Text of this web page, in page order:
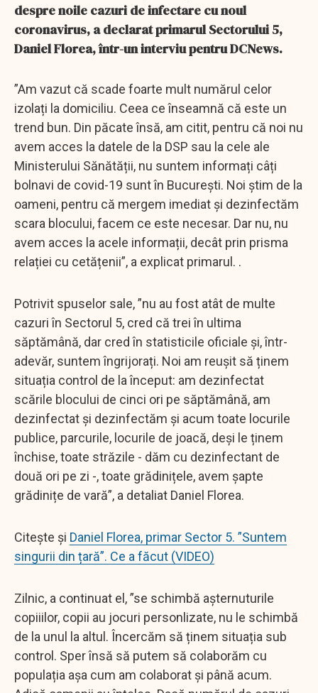
despre noile cazuri de infectare cu noul
coronavirus, a declarat primarul Sectorului 5,
Daniel Florea, într-un interviu pentru DCNews.
”Am vazut că scade foarte mult numărul celor
izolați la domiciliu. Ceea ce înseamnă că este un
trend bun. Din păcate însă, am citit, pentru că noi nu
avem acces la datele de la DSP sau la cele ale
Ministerului Sănătății, nu suntem informați câți
bolnavi de covid-19 sunt în București. Noi știm de la
oameni, pentru că mergem imediat și dezinfectăm
scara blocului, facem ce este necesar. Dar nu, nu
avem acces la acele informații, decât prin prisma
relației cu cetățenii”, a explicat primarul. .
Potrivit spuselor sale, ”nu au fost atât de multe
cazuri în Sectorul 5, cred că trei în ultima
săptămână, dar cred în statisticile oficiale și, într-
adevăr, suntem îngrijorați. Noi am reușit să ținem
situația control de la început: am dezinfectat
scările blocului de cinci ori pe săptămână, am
dezinfectat și dezinfectăm și acum toate locurile
publice, parcurile, locurile de joacă, deși le ținem
închise, toate străzile - dăm cu dezinfectant de
două ori pe zi -, toate grădinițele, avem șapte
grădinițe de vară”, a detaliat Daniel Florea.
Citește și Daniel Florea, primar Sector 5. ”Suntem
singurii din țară”. Ce a făcut (VIDEO)
Zilnic, a continuat el, ”se schimbă așternuturile
copiiilor, copii au jocuri personlizate, nu le schimbă
de la unul la altul. Încercăm să ținem situația sub
control. Sper însă să putem să colaborăm cu
populația așa cum am colaborat și până acum.